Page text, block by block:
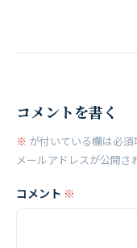
コメントを書く
※ が付いている欄は必須
メールアドレスが公開さ
コメント ※